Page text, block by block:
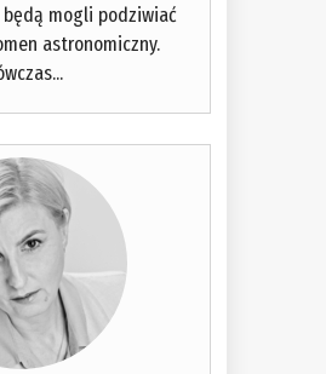
mogli podziwiać
astronomiczny.